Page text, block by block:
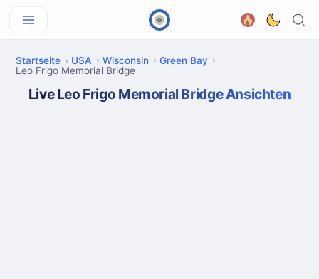
Startseite USA Wisconsin
Green Bay
Leo Frigo Memorial Bridge
Live Leo Frigo Memorial Bridge Ansichten